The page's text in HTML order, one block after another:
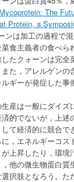
The
Protein, a
ンは加工の過程で
食主義者の食べら
たクォーンは完全
た，アレルゲンの
ギーが発症した事
産は一般にダイズ
的でないが，上述
て経済的に競合で
，エネルギーコス
上昇したり，環境
他の微生物蛋白質
択肢となろう。た